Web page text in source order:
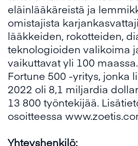
eläinlääkäreistä ja
omistajista
lääkkeiden, rokotteiden,
teknologioiden valikoima
vaikuttavat yli 100
Fortune 500 -yritys, jonka
2022 oli 8,1 miljardia
13 800 työntekijää.
osoitteessa
Yhteyshenkilö: